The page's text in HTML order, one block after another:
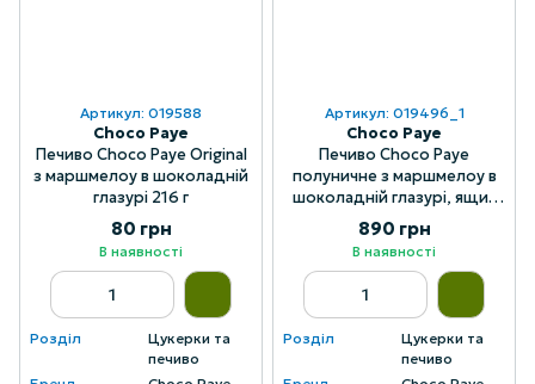
Артикул: 019588
Choco Paye
Печиво Choco Paye Original
з маршмелоу в шоколадній
глазурі 216 г
80 грн
В наявності
Розділ
Цукерки та
печиво
Артикул: 019496_1
Choco Paye
Печиво Choco Paye
полуничне з маршмелоу в
шоколадній глазурі, ящик
12 шт
890 грн
В наявності
Розділ
Цукерки та
печиво